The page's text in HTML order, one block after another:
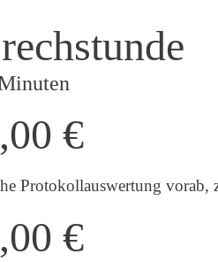
€
Protokollauswertung vorab,
€